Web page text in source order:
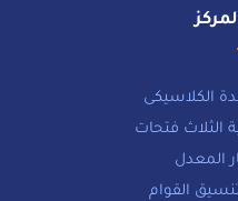
الكلاسيكى
الثلاث فتحات
المعدل
القوام